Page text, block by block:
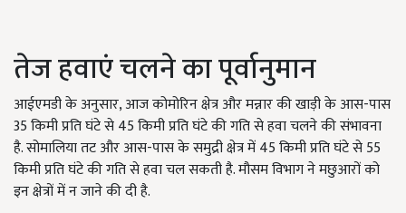
तेज हवाएं चलने का पूर्वानुमान
आईएमडी के अनुसार, आज कोमोरिन क्षेत्र और मन्नार की खाड़ी के आस-पास
35 किमी प्रति घंटे से 45 किमी प्रति घंटे की गति से हवा चलने की संभावना
है. सोमालिया तट और आस-पास के समुद्री क्षेत्र में 45 किमी प्रति घंटे से 55
किमी प्रति घंटे की गति से हवा चल सकती है. मौसम विभाग ने मछुआरों को
इन क्षेत्रों में न जाने की दी है.